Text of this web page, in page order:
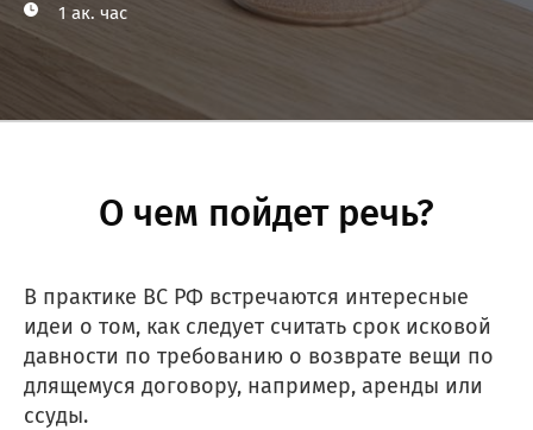
1 ак. час
О чем пойдет речь?
В практике ВС РФ встречаются интересные
идеи о том, как следует считать срок исковой
давности по требованию о возврате вещи по
длящемуся договору, например, аренды или
ссуды.